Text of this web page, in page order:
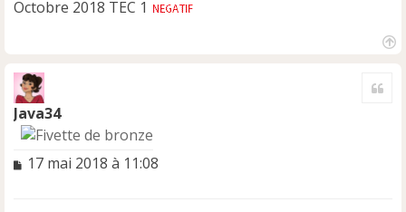
Octobre 2018 TEC 1
Java34
M17 mai 2018 à 11:08